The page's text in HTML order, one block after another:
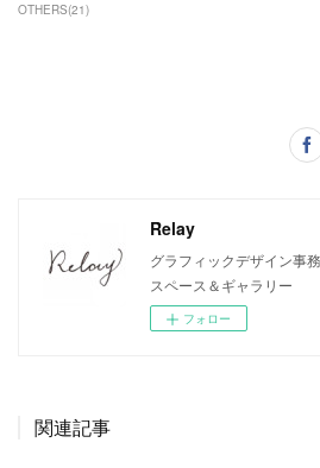
OTHERS(21)
Relay
グラフィックデザイン事
スペース＆ギャラリー
フォロー
関連記事